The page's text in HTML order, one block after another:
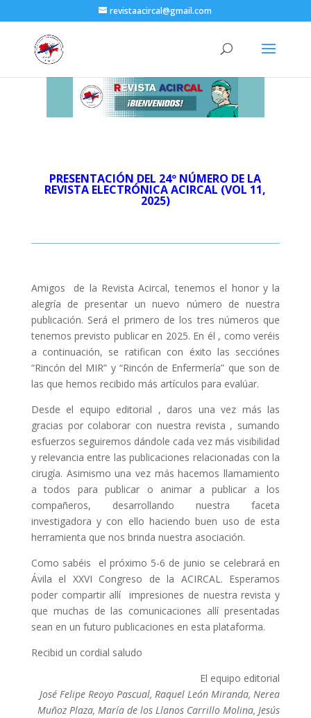
revistaacircal@gmail.com
PRESENTACIÓN DEL 24º NÚMERO DE LA
REVISTA ELECTRÓNICA ACIRCAL (VOL 11,
2025)
Amigos de la Revista Acircal, tenemos el honor y la
alegría de presentar un nuevo número de nuestra
publicación. Será el primero de los tres números que
tenemos previsto publicar en 2025. En él , como veréis
a continuación, se ratifican con éxito las secciónes
“Rincón del MIR” y “Rincón de Enfermería” que son de
las que hemos recibido más artículos para evalúar.
Desde el equipo editorial , daros una vez más las
gracias por colaborar con nuestra revista , sumando
esfuerzos seguiremos dándole cada vez más visibilidad
y relevancia entre las publicaciones relacionadas con la
cirugía. Asimismo una vez más hacemos llamamiento
a todos para publicar o animar a publicar a los
compañeros, desarrollando nuestra faceta
investigadora y con ello haciendo buen uso de esta
herramienta que nos brinda nuestra asociación.
Como sabéis el próximo 5-6 de junio se celebrará en
Ávila el XXVI Congreso de la ACIRCAL. Esperamos
poder compartir allí impresiones de nuestra revista y
que muchas de las comunicaciones allí presentadas
sean en un futuro publicaciones en esta plataforma.
Recibid un cordial saludo
El equipo editorial
José Felipe Reoyo Pascual, Raquel León Miranda, Nerea
Muñoz Plaza, María de los Llanos Carrillo Molina, Jesús